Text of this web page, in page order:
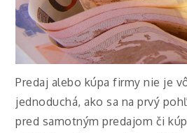
Predaj alebo kúpa firmy nie je
jednoduchá, ako sa na prvý
pred samotným predajom či